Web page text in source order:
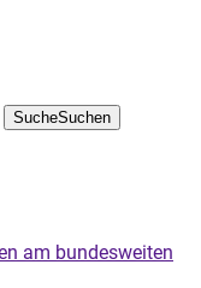
SucheSuchen
am bundesweiten